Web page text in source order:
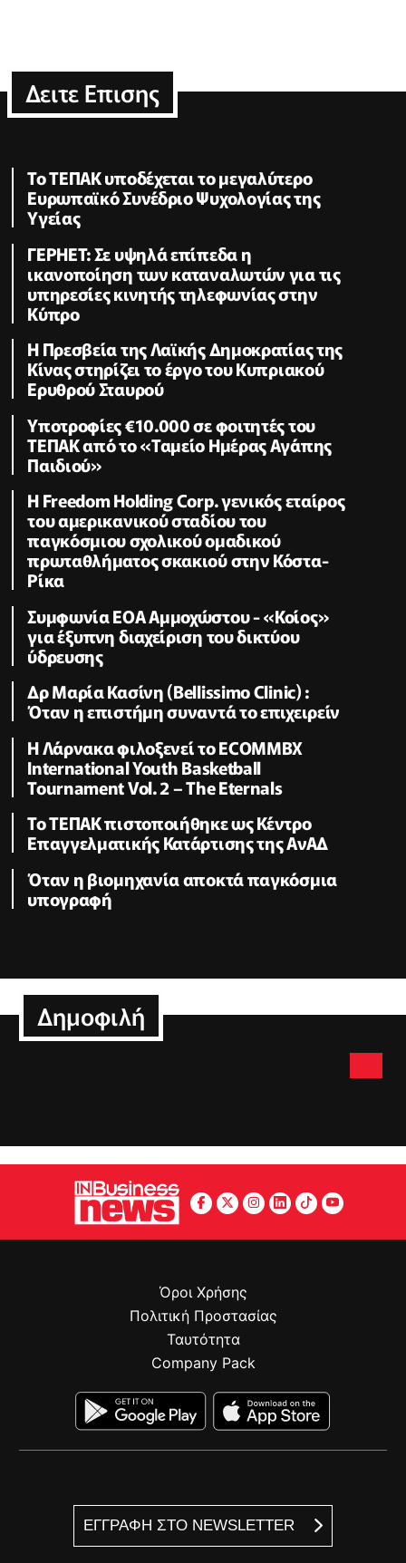
Δειτε Επισης
Το ΤΕΠΑΚ υποδέχεται το μεγαλύτερο
Ευρωπαϊκό Συνέδριο Ψυχολογίας της
Υγείας
ΓΕΡΗΕΤ: Σε υψηλά επίπεδα η
ικανοποίηση των καταναλωτών για τις
υπηρεσίες κινητής τηλεφωνίας στην
Κύπρο
Η Πρεσβεία της Λαϊκής Δημοκρατίας της
Κίνας στηρίζει το έργο του Κυπριακού
Ερυθρού Σταυρού
Υποτροφίες €10.000 σε φοιτητές του
ΤΕΠΑΚ από το «Ταμείο Ημέρας Αγάπης
Παιδιού»
Η Freedom Holding Corp. γενικός εταίρος
του αμερικανικού σταδίου του
παγκόσμιου σχολικού ομαδικού
πρωταθλήματος σκακιού στην Κόστα-
Ρίκα
Συμφωνία ΕΟΑ Αμμοχώστου - «Κοίος»
για έξυπνη διαχείριση του δικτύου
ύδρευσης
Δρ Μαρία Κασίνη (Bellissimo Clinic) :
Όταν η επιστήμη συναντά το επιχειρείν
Η Λάρνακα φιλοξενεί το ECOMMBX
International Youth Basketball
Tournament Vol. 2 – The Eternals
Το ΤΕΠΑΚ πιστοποιήθηκε ως Κέντρο
Επαγγελματικής Κατάρτισης της ΑνΑΔ
Όταν η βιομηχανία αποκτά παγκόσμια
υπογραφή
Δημοφιλή
ΕΓΓΡΑΦΗ ΣΤΟ NEWSLETTER
Όροι Χρήσης
Πολιτική Προστασίας
Ταυτότητα
Company Pack